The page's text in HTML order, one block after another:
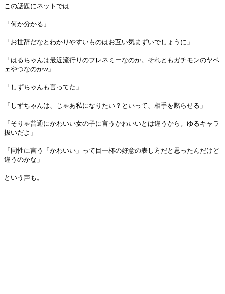
この話題にネットでは
「何か分かる」
「お世辞だなとわかりやすいものはお互い気まずいでしょうに」
「はるちゃんは最近流行りのフレネミーなのか。それともガチモンのヤベ
ェやつなのかw」
「しずちゃんも言ってた」
「しずちゃんは、じゃあ私になりたい？といって、相手を黙らせる」
「そりゃ普通にかわいい女の子に言うかわいいとは違うから。ゆるキャラ
扱いだよ」
「同性に言う「かわいい」って目一杯の好意の表し方だと思ったんだけど
違うのかな」
という声も。